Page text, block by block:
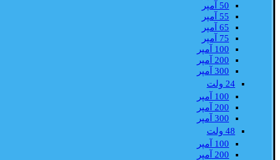
50 آمپر
55 آمپر
65 آمپر
75 آمپر
100 آمپر
200 آمپر
300 آمپر
24 ولت
100 آمپر
200 آمپر
300 آمپر
48 ولت
100 آمپر
200 آمپر